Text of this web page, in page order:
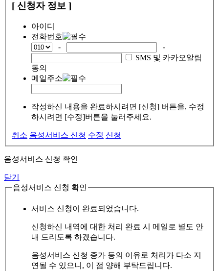
[ 신청자 정보 ]
아이디
전화번호
-
-
SMS 및 카카오알림
동의
메일주소
작성하신 내용을 완료하시려면 [신청] 버튼을, 수정
하시려면 [수정]버튼을 눌러주세요.
취소 음성서비스 신청 수정 신청
음성서비스 신청 확인
닫기
음성서비스 신청 확인
서비스 신청이 완료되었습니다.
신청하신 내역에 대한 처리 완료 시 메일로 별도 안
내 드리도록 하겠습니다.
음성서비스 신청 증가 등의 이유로 처리가 다소 지
연될 수 있으니, 이 점 양해 부탁드립니다.